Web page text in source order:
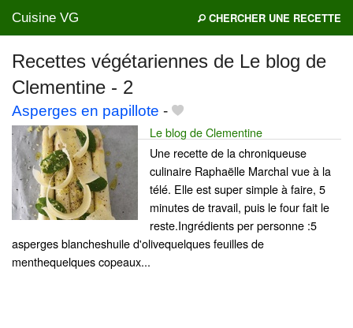
Cuisine VG CHERCHER UNE RECETTE
Recettes végétariennes de Le blog de
Clementine - 2
Asperges en papillote -
Le blog de Clementine
Une recette de la chroniqueuse
culinaire Raphaëlle Marchal vue à la
télé. Elle est super simple à faire, 5
minutes de travail, puis le four fait le
reste.Ingrédients per personne :5
asperges blancheshuile d'olivequelques feuilles de
menthequelques copeaux...